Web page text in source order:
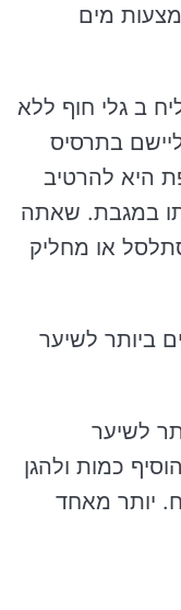
מים
ב גלי חוף ללא
בתרסיס
היא להרטיב
במגבת. שאתה
או מחליק
ביותר לשיער
לשיער
כמות ולהגן
יותר מאחד